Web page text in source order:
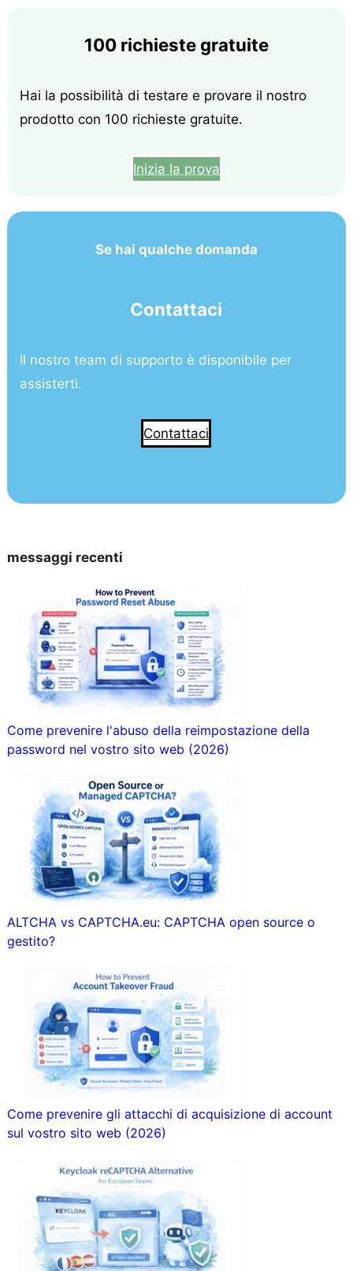
100 richieste gratuite
Hai la possibilità di testare e provare il nostro
prodotto con 100 richieste gratuite.
Inizia la prova
Se hai qualche domanda
Contattaci
Il nostro team di supporto è disponibile per
assisterti.
Contattaci
messaggi recenti
Come prevenire l'abuso della reimpostazione della
password nel vostro sito web (2026)
ALTCHA vs CAPTCHA.eu: CAPTCHA open source o
gestito?
Come prevenire gli attacchi di acquisizione di account
sul vostro sito web (2026)